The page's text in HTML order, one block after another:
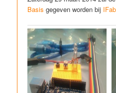
Basis gegeven worden bij